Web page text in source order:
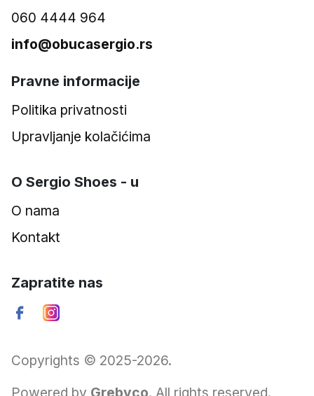
060 4444 964
info@obucasergio.rs
Pravne informacije
Politika privatnosti
Upravljanje kolačićima
O Sergio Shoes - u
O nama
Kontakt
Zapratite nas
Copyrights © 2025-2026.
Powered by Grebyco. All rights reserved.